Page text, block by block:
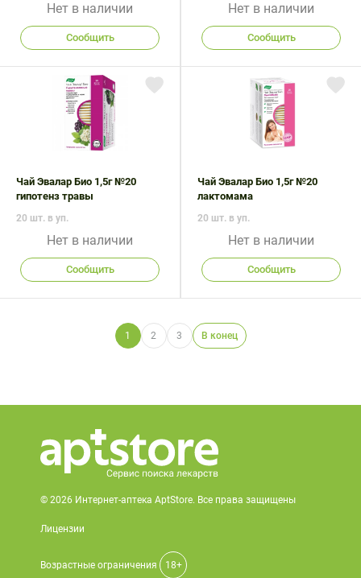
Нет в наличии
Сообщить
Нет в наличии
Сообщить
Чай Эвалар Био 1,5г №20
гипотенз травы
20 шт. в уп.
Нет в наличии
Сообщить
Чай Эвалар Био 1,5г №20
лактомама
20 шт. в уп.
Нет в наличии
Сообщить
1 2 3 В конец
© 2026 Интернет-аптека AptStore. Все права защищены
Лицензии
Возрастные ограничения 18+